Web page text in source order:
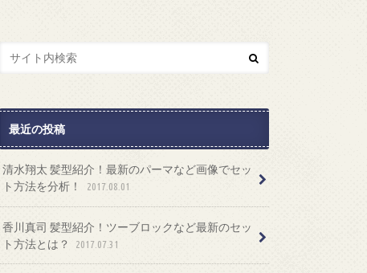
最近の投稿
清水翔太 髪型紹介！最新のパーマなど画像でセッ
ト方法を分析！
2017.08.01
香川真司 髪型紹介！ツーブロックなど最新のセッ
ト方法とは？
2017.07.31